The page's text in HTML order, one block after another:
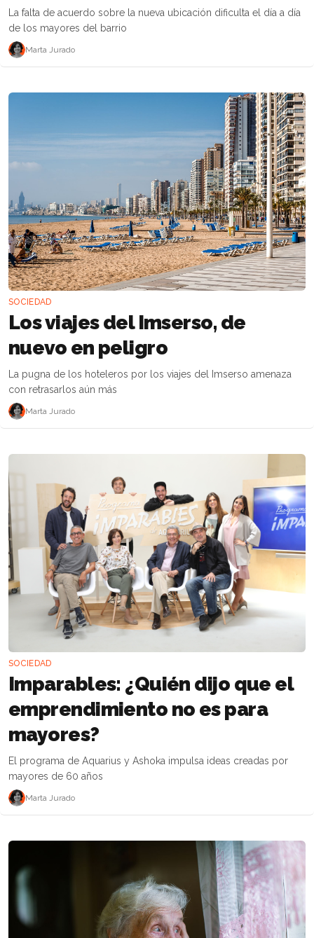
La falta de acuerdo sobre la nueva ubicación dificulta el día a día
de los mayores del barrio
Marta Jurado
SOCIEDAD
Los viajes del Imserso, de
nuevo en peligro
La pugna de los hoteleros por los viajes del Imserso amenaza
con retrasarlos aún más
Marta Jurado
SOCIEDAD
Imparables: ¿Quién dijo que el
emprendimiento no es para
mayores?
El programa de Aquarius y Ashoka impulsa ideas creadas por
mayores de 60 años
Marta Jurado